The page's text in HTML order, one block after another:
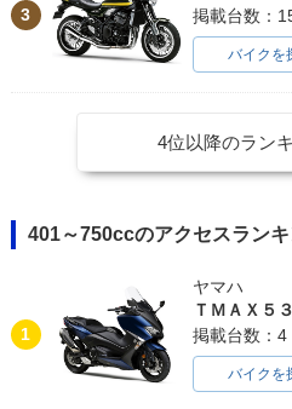
3
掲載台数：
バイクを
4位以降のラン
401～750ccのアクセスラン
1
ヤマハ
ＴＭＡＸ５
掲載台数：4
バイクを